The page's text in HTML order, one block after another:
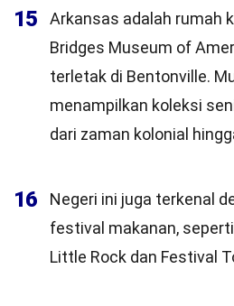
15
Arkansas adalah rumah
Bridges Museum of
terletak di Bentonville.
menampilkan koleksi
dari zaman kolonial
16
Negeri ini juga terkenal
festival makanan,
Little Rock dan Festival